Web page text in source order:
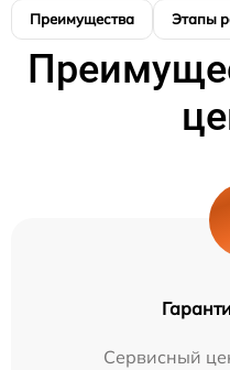
Преимущества Этапы
Сервисный